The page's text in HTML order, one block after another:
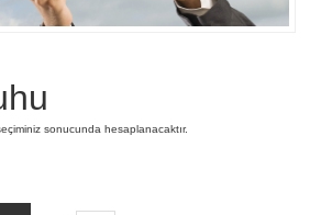
sonucunda hesaplanacaktır.